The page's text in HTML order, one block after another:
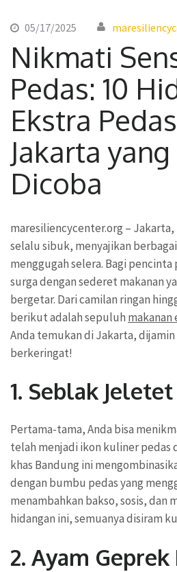
05/17/2025
Nikmati
Pedas: 10
Ekstra
Jakarta
Dicoba
maresiliencycenter.org –
selalu sibuk, menyajikan
menggugah selera. Bagi
surga dengan sederet makanan
bergetar. Dari camilan ringan
berikut adalah sepuluh makanan
Anda temukan di Jakarta,
berkeringat!
1. Seblak Jeletet
Pertama-tama, Anda bisa
telah menjadi ikon kuliner pedas
khas Bandung ini
dengan bumbu pedas yang
menambahkan bakso, sosis, dan
hidangan ini, semuanya disiram
2. Ayam Geprek